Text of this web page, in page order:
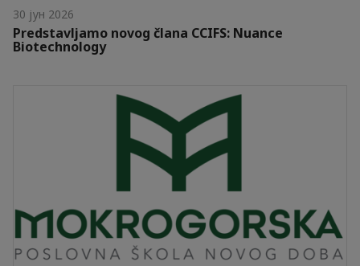
30 јун 2026
Predstavljamo novog člana CCIFS: Nuance
Biotechnology